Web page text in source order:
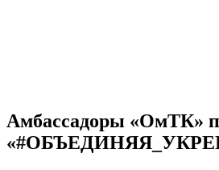
Амбассадоры «ОмТК»